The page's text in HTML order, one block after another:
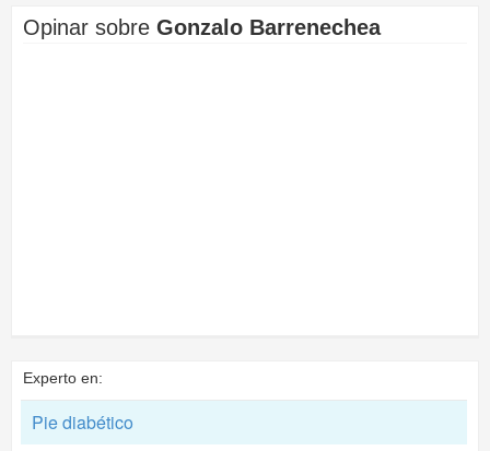
Opinar sobre Gonzalo Barrenechea
Experto en:
Pie diabético